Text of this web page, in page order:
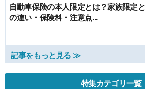
自動車保険の本人限定とは？家族限定と
の違い・保険料・注意点...
記事をもっと見る ≫
特集カテゴリ一覧